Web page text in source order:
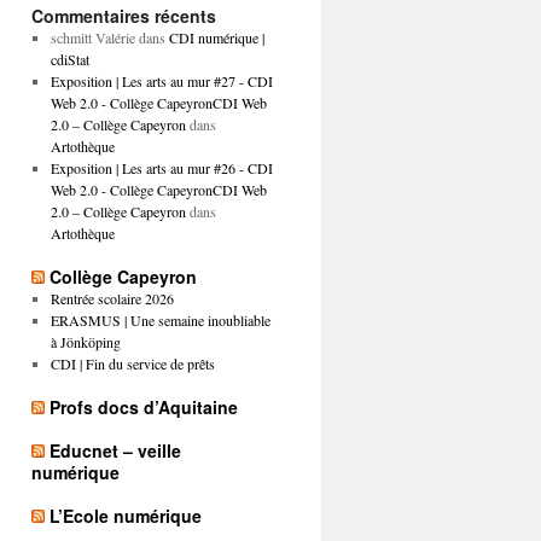
Commentaires récents
schmitt Valériedans CDI numérique |
cdiStat
Exposition | Les arts au mur #27 - CDI
Web 2.0 - Collège CapeyronCDI Web
2.0 – Collège Capeyron dans
Artothèque
Exposition | Les arts au mur #26 - CDI
Web 2.0 - Collège CapeyronCDI Web
2.0 – Collège Capeyron dans
Artothèque
Collège Capeyron
Rentrée scolaire 2026
ERASMUS | Une semaine inoubliable
à Jönköping
CDI | Fin du service de prêts
Profs docs d’Aquitaine
Educnet – veille
numérique
L’Ecole numérique